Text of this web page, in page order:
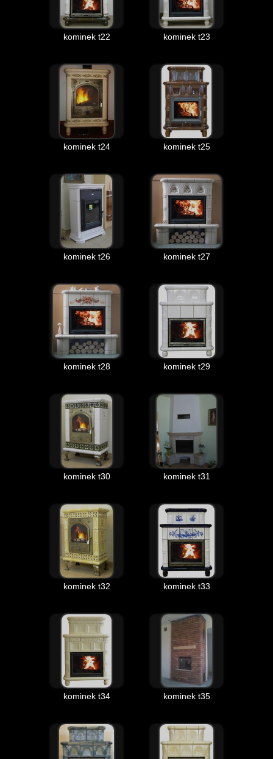
kominek t22 kominek t23
kominek t24 kominek t25
kominek t26 kominek t27
kominek t28 kominek t29
kominek t30 kominek t31
kominek t32 kominek t33
kominek t34 kominek t35